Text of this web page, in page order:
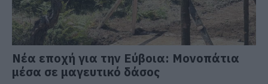
Νέα εποχή για την Εύβοια: Μονοπάτια
μέσα σε μαγευτικό δάσος